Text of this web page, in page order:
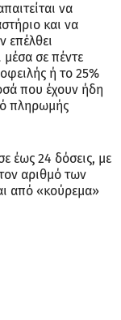
να
και να
επέλθει
σε πέντε
ή το 25%
που έχουν ήδη
πληρωμής
έως 24 δόσεις, με
αριθμό των
από «κούρεμα»